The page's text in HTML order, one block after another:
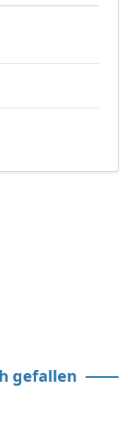
gefallen